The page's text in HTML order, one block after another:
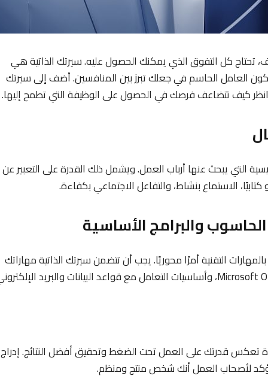
تحتاج كل التفوق الذي يمكنك الحصول عليه. سيرتك الذاتية هي
العامل الحاسم في جعلك تبرز بين المنافسين. أضف إلى سيرتك
كيف تتضاعف فرصك في الحصول على الوظيفة التي تطمح إليها.
التي يبحث عنها أرباب العمل. ويشمل ذلك القدرة على التعبير عن
الاستماع بنشاط، والتفاعل الاجتماعي بكفاءة.
التقنية أمرًا محوريًا. يجب أن تتضمن سيرتك الذاتية مهاراتك
تعكس قدرتك على العمل تحت الضغط وتحقيق أفضل النتائج. إدراج
يؤكد لأصحاب العمل أنك شخص منتج ومنظم.